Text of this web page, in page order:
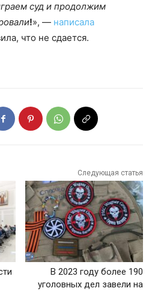
суд и продолжим
!», — написала
что не сдается.
Следующая статья
В 2023 году более 190
уголовных дел завели на